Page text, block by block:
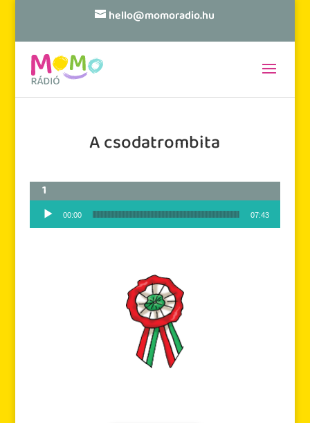
hello@momoradio.hu
A csodatrombita
Audió lejátszó
00:00 07:43